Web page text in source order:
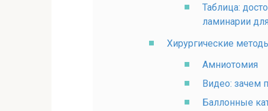
Таблица:
ламинарии
Хирургические
Амниотомия
Видео: зачем
Баллонные